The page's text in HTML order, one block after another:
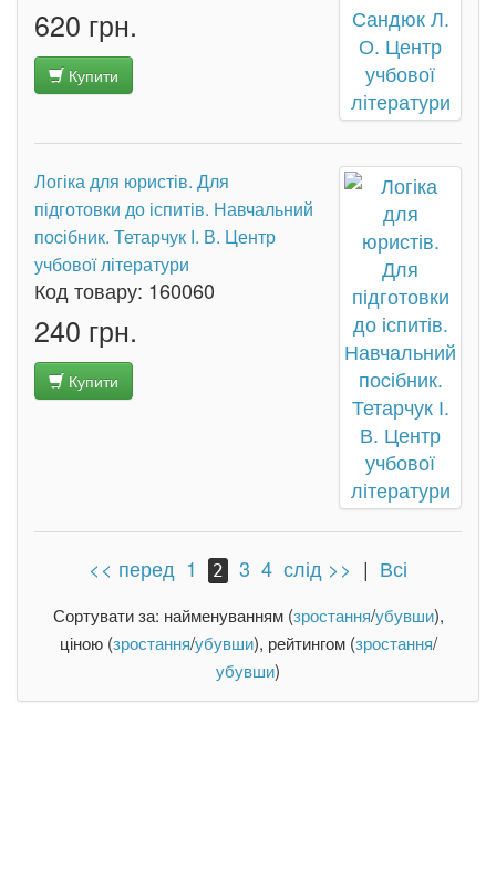
620 грн.
Купити
Логіка для юристів. Для
підготовки до іспитів. Навчальний
поcібник. Тетарчук І. В. Центр
учбової літератури
Код товару: 160060
240 грн.
Купити
<< перед 1 2 3 4 слід >> | Всі
Сортувати за: найменуванням (зростання/убувши),
ціною (зростання/убувши), рейтингом (зростання/
убувши)